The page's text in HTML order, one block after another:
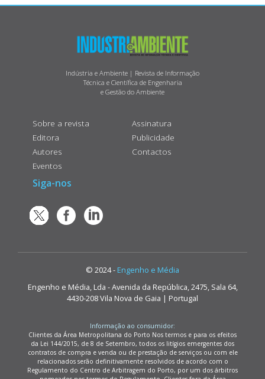
Indústria e Ambiente | Revista de Informação
Técnica e Científica de Engenharia
e Gestão do Ambiente
Sobre a revista
Editora
Autores
Eventos
Assinatura
Publicidade
Contactos
Siga-nos
© 2024 - Engenho e Média
Engenho e Média, Lda - Avenida da República, 2475, Sala 64,
4430-208 Vila Nova de Gaia | Portugal
Informação ao consumidor:
Clientes da Área Metropolitana do Porto Nos termos e para os efeitos
da Lei 144/2015, de 8 de Setembro, todos os litígios emergentes dos
contratos de compra e venda ou de prestação de serviços ou com ele
relacionados serão definitivamente resolvidos de acordo com o
Regulamento do Centro de Arbitragem do Porto, por um dos árbitros